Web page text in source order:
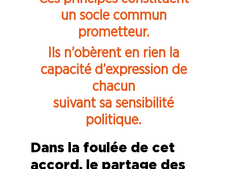
un socle commun
prometteur.
Ils n’obèrent en rien la
capacité d’expression de
chacun
suivant sa sensibilité
politique.
Dans la foulée de cet
accord, le partage des